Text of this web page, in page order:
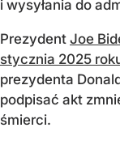
i wysyłania do
Prezydent Joe
stycznia 2025
prezydenta
podpisać akt
śmierci.